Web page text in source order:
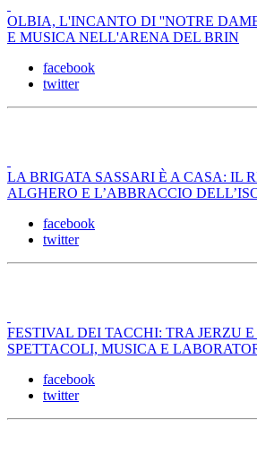
OLBIA, L'INCANTO DI ''NOTRE
E MUSICA NELL'ARENA DEL BRIN
facebook
twitter
LA BRIGATA SASSARI È A CASA: IL
ALGHERO E L’ABBRACCIO
facebook
twitter
FESTIVAL DEI TACCHI: TRA JERZU
SPETTACOLI, MUSICA E
facebook
twitter